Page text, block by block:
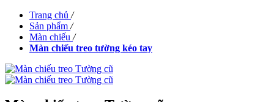
Trang chủ /
Sản phẩm /
Màn chiếu /
Màn chiếu treo tường kéo tay